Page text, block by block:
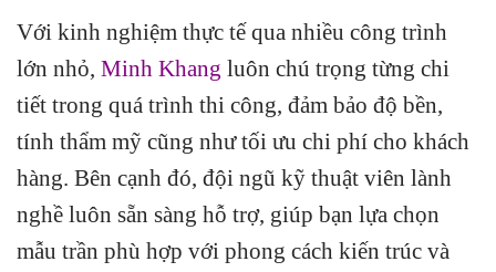
Với kinh nghiệm thực tế qua nhiều công trình
lớn nhỏ, Minh Khang luôn chú trọng từng chi
tiết trong quá trình thi công, đảm bảo độ bền,
tính thẩm mỹ cũng như tối ưu chi phí cho khách
hàng. Bên cạnh đó, đội ngũ kỹ thuật viên lành
nghề luôn sẵn sàng hỗ trợ, giúp bạn lựa chọn
mẫu trần phù hợp với phong cách kiến trúc và